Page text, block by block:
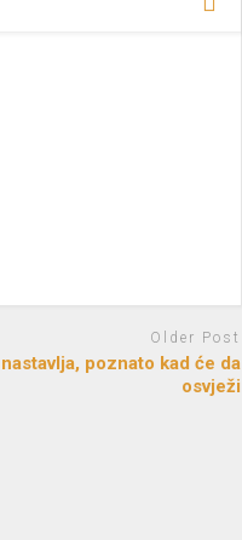
Older Post
poznato kad će da
osvježi